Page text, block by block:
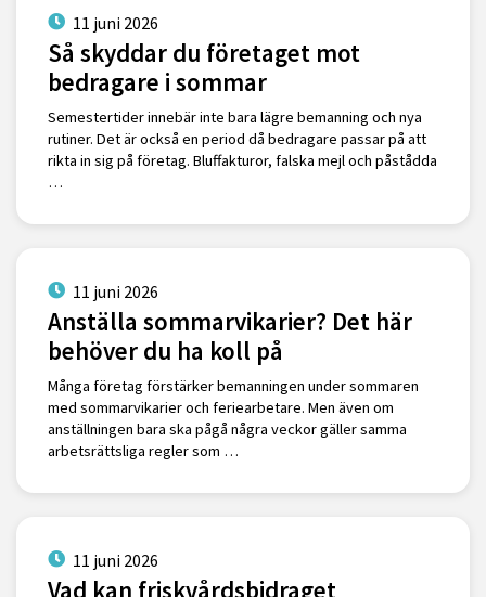
11 juni 2026
Så skyddar du företaget mot
bedragare i sommar
Semestertider innebär inte bara lägre bemanning och nya
rutiner. Det är också en period då bedragare passar på att
rikta in sig på företag. Bluffakturor, falska mejl och påstådda
…
11 juni 2026
Anställa sommarvikarier? Det här
behöver du ha koll på
Många företag förstärker bemanningen under sommaren
med sommarvikarier och feriearbetare. Men även om
anställningen bara ska pågå några veckor gäller samma
arbetsrättsliga regler som …
11 juni 2026
Vad kan friskvårdsbidraget